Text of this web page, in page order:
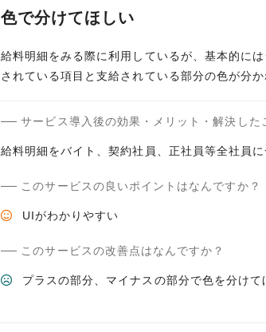
色で分けてほしい
給料明細をみる際に利用しているが、基本的に
されている項目と支給されている部分の色が分
サービス導入後の効果・メリット・解決した
給料明細をバイト、契約社員、正社員等全社員
このサービスの良いポイントはなんですか？
UIがわかりやすい
このサービスの改善点はなんですか？
プラスの部分、マイナスの部分で色を分けて